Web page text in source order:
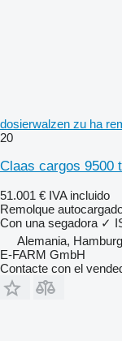
dosierwalzen zu ha
20
Claas cargos 9500
51.001 € IVA incluido
Remolque
Con una segadora ✓
Alemania, Hamburg
E-FARM GmbH
Contacte con el